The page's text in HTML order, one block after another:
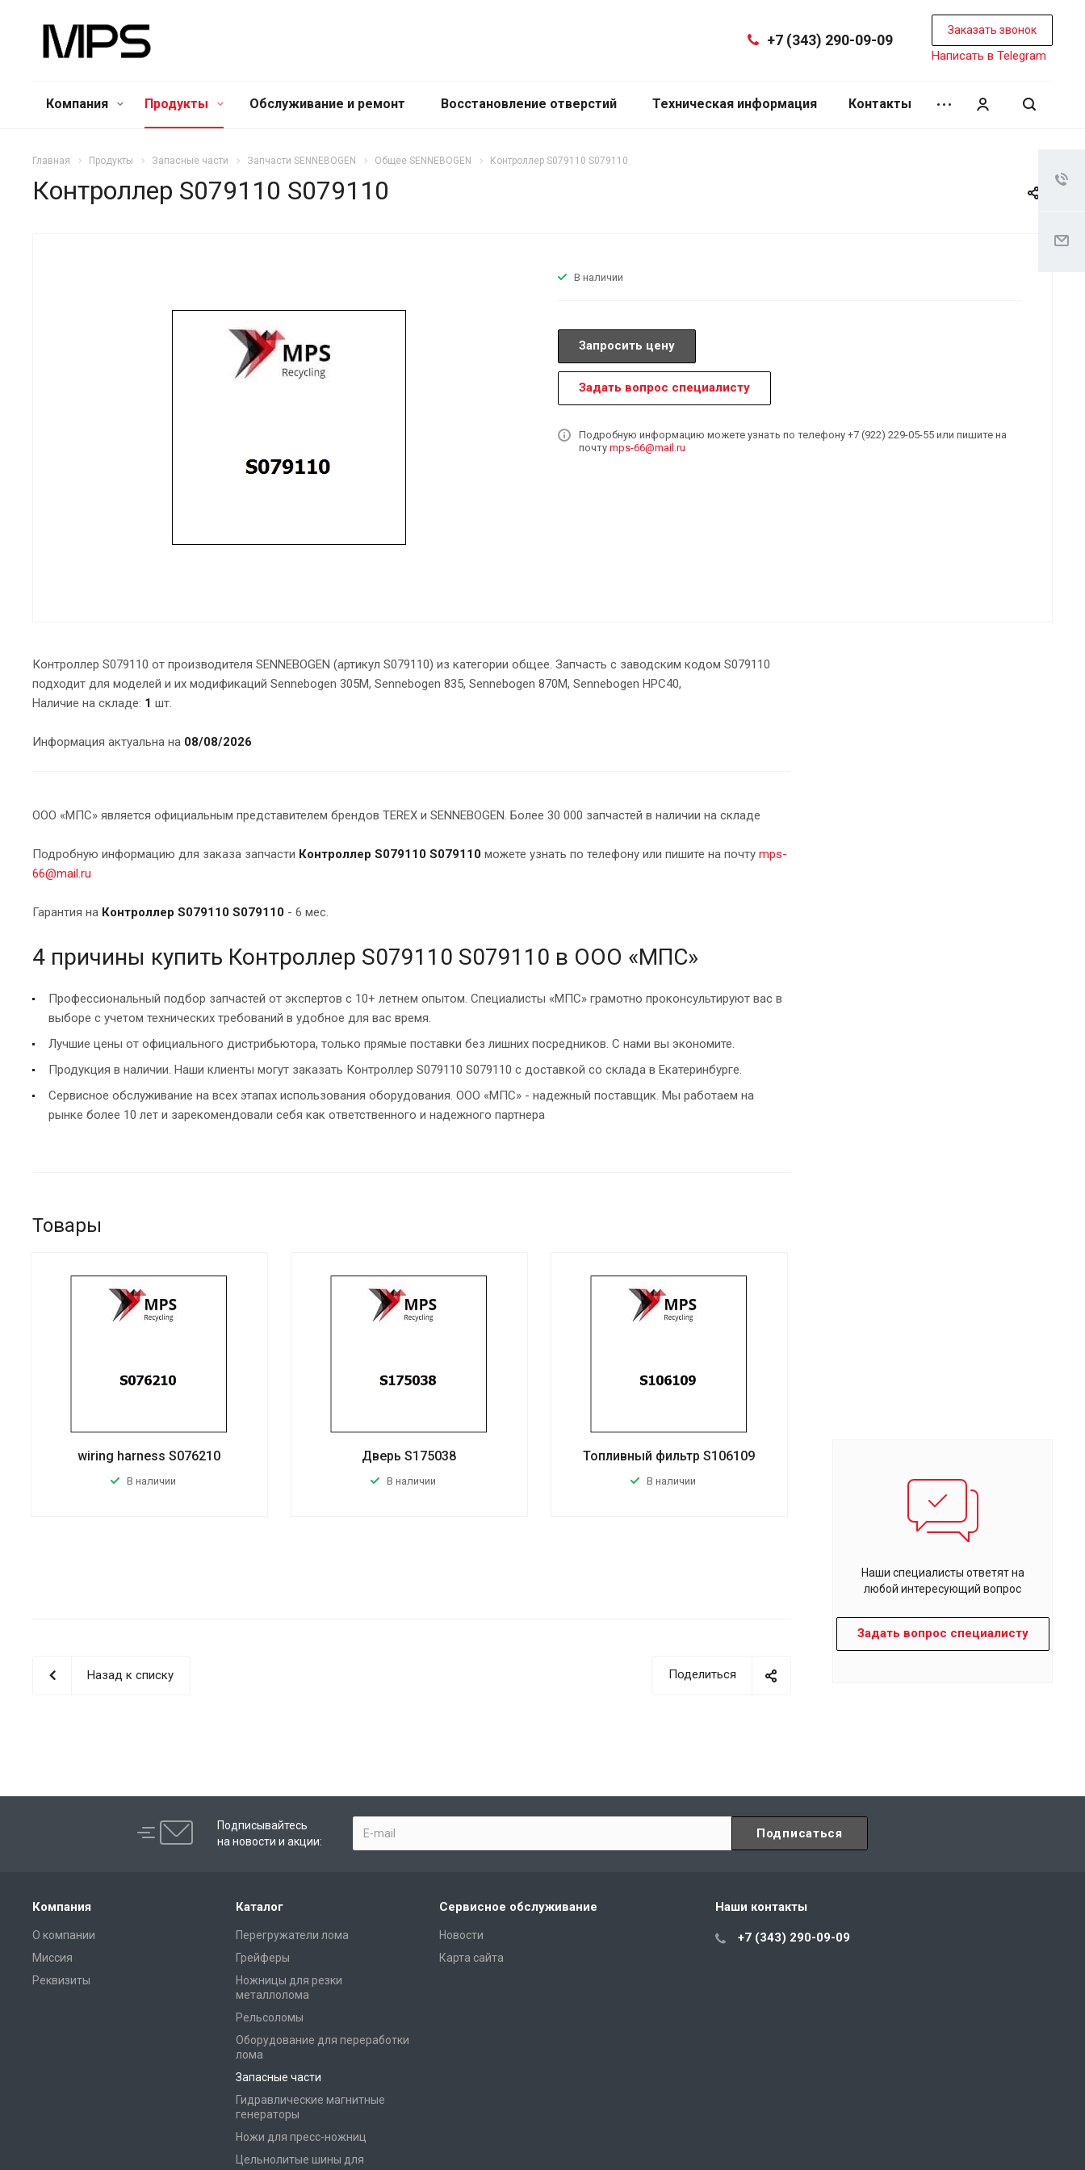
+7 (343) 290-09-09
Заказать звонок
Написать в Telegram
Компания Продукты Обслуживание и ремонт Восстановление отверстий Техническая информация Контакты
Главная Продукты Запасные части Запчасти SENNEBOGEN Общее SENNEBOGEN Контроллер S079110 S079110
Контроллер S079110 S079110
В наличии
Запросить цену
Задать вопрос специалисту
Подробную информацию можете узнать по телефону +7 (922) 229-05-55 или пишите на
почту mps-66@mail.ru
Контроллер S079110 от производителя SENNEBOGEN (артикул S079110) из категории общее. Запчасть с заводским кодом S079110
подходит для моделей и их модификаций Sennebogen 305M, Sennebogen 835, Sennebogen 870M, Sennebogen HPC40,
Наличие на складе: 1 шт.
Информация актуальна на 08/08/2026
ООО «МПС» является официальным представителем брендов TEREX и SENNEBOGEN. Более 30 000 запчастей в наличии на складе
Подробную информацию для заказа запчасти Контроллер S079110 S079110 можете узнать по телефону или пишите на почту mps-
66@mail.ru
Гарантия на Контроллер S079110 S079110 - 6 мес.
4 причины купить Контроллер S079110 S079110 в ООО «МПС»
Профессиональный подбор запчастей от экспертов с 10+ летнем опытом. Специалисты «МПС» грамотно проконсультируют вас в
выборе с учетом технических требований в удобное для вас время.
Лучшие цены от официального дистрибьютора, только прямые поставки без лишних посредников. С нами вы экономите.
Продукция в наличии. Наши клиенты могут заказать Контроллер S079110 S079110 с доставкой со склада в Екатеринбурге.
Сервисное обслуживание на всех этапах использования оборудования. ООО «МПС» - надежный поставщик. Мы работаем на
рынке более 10 лет и зарекомендовали себя как ответственного и надежного партнера
Товары
wiring harness S076210
В наличии
Дверь S175038
В наличии
Топливный фильтр S106109
В наличии
Наши специалисты ответят на
любой интересующий вопрос
Задать вопрос специалисту
Поделиться
Назад к списку
Подписывайтесь
на новости и акции:
Компания
О компании
Миссия
Реквизиты
Каталог
Перегружатели лома
Грейферы
Ножницы для резки
металлолома
Рельсоломы
Оборудование для переработки
лома
Запасные части
Гидравлические магнитные
генераторы
Ножи для пресс-ножниц
Цельнолитые шины для
Сервисное обслуживание
Новости
Карта сайта
Наши контакты
+7 (343) 290-09-09